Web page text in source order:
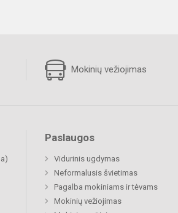
Mokinių vežiojimas
Paslaugos
Vidurinis ugdymas
Neformalusis švietimas
Pagalba mokiniams ir tėvams
Mokinių vežiojimas